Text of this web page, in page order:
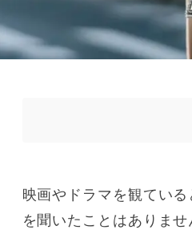
映画やドラマを観てい
を聞いたことはありませ